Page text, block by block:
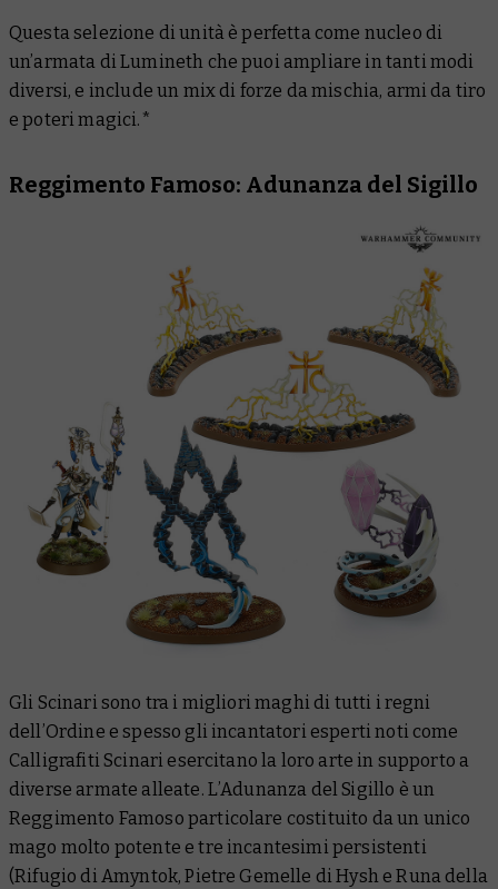
Questa selezione di unità è perfetta come nucleo di
un’armata di Lumineth che puoi ampliare in tanti modi
diversi, e include un mix di forze da mischia, armi da tiro
e poteri magici.*
Reggimento Famoso: Adunanza del Sigillo
Gli Scinari sono tra i migliori maghi di tutti i regni
dell’Ordine e spesso gli incantatori esperti noti come
Calligrafiti Scinari esercitano la loro arte in supporto a
diverse armate alleate. L’Adunanza del Sigillo è un
Reggimento Famoso particolare costituito da un unico
mago molto potente e tre incantesimi persistenti
(Rifugio di Amyntok, Pietre Gemelle di Hysh e Runa della